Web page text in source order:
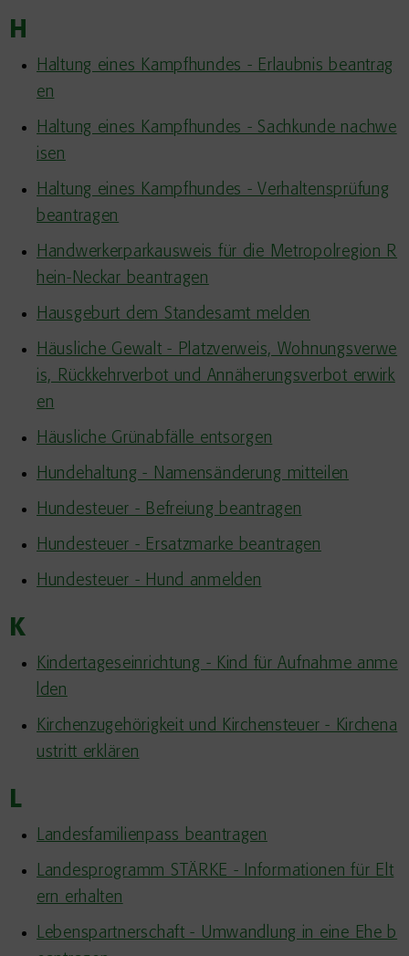
H
Haltung eines Kampfhundes - Erlaubnis beantrag
en
Haltung eines Kampfhundes - Sachkunde nachwe
isen
Haltung eines Kampfhundes - Verhaltensprüfung
beantragen
Handwerkerparkausweis für die Metropolregion R
hein-Neckar beantragen
Hausgeburt dem Standesamt melden
Häusliche Gewalt - Platzverweis, Wohnungsverwe
is, Rückkehrverbot und Annäherungsverbot erwirk
en
Häusliche Grünabfälle entsorgen
Hundehaltung - Namensänderung mitteilen
Hundesteuer - Befreiung beantragen
Hundesteuer - Ersatzmarke beantragen
Hundesteuer - Hund anmelden
K
Kindertageseinrichtung - Kind für Aufnahme anme
lden
Kirchenzugehörigkeit und Kirchensteuer - Kirchena
ustritt erklären
L
Landesfamilienpass beantragen
Landesprogramm STÄRKE - Informationen für Elt
ern erhalten
Lebenspartnerschaft - Umwandlung in eine Ehe b